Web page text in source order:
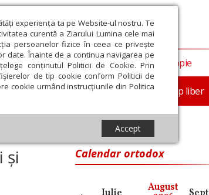
experiența ta pe Website-ul nostru. Te
curentă a Ziarului Lumina cele mai
persoanelor fizice în ceea ce privește
date. Înainte de a continua navigarea pe
conținutul Politicii de Cookie. Prin
de tip cookie conform Politicii de
cookie urmând instrucțiunile din Politica
Accept
Societate
Religie și știință Familie Timp liber
Opinii Filantropie
și
Calendar ortodox
August